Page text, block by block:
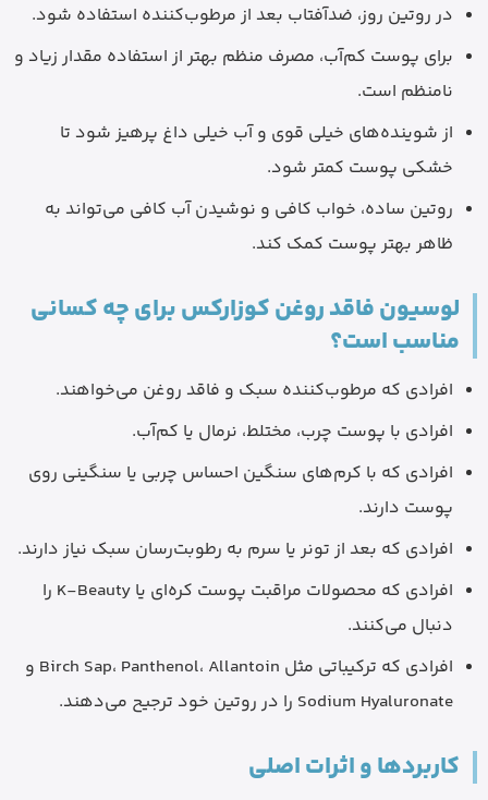
در روتین روز، ضدآفتاب بعد از مرطوب‌کننده استفاده شود.
برای پوست کم‌آب، مصرف منظم بهتر از استفاده مقدار زیاد و
نامنظم است.
از شوینده‌های خیلی قوی و آب خیلی داغ پرهیز شود تا
خشکی پوست کمتر شود.
روتین ساده، خواب کافی و نوشیدن آب کافی می‌تواند به
ظاهر بهتر پوست کمک کند.
لوسیون فاقد روغن کوزارکس برای چه کسانی
مناسب است؟
افرادی که مرطوب‌کننده سبک و فاقد روغن می‌خواهند.
افرادی با پوست چرب، مختلط، نرمال یا کم‌آب.
افرادی که با کرم‌های سنگین احساس چربی یا سنگینی روی
پوست دارند.
افرادی که بعد از تونر یا سرم به رطوبت‌رسان سبک نیاز دارند.
افرادی که محصولات مراقبت پوست کره‌ای یا K-Beauty را
دنبال می‌کنند.
افرادی که ترکیباتی مثل Birch Sap، Panthenol، Allantoin و
Sodium Hyaluronate را در روتین خود ترجیح می‌دهند.
کاربردها و اثرات اصلی